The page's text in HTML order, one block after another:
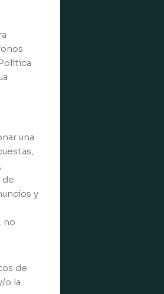
una
de
y
no
de
o la